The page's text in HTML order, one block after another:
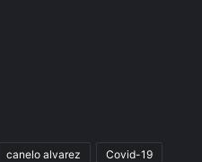
canelo alvarez Covid-19